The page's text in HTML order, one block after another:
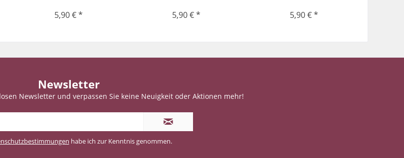
5,90 € * 5,90 € * 5,90 € *
Newsletter
Newsletter und verpassen Sie keine Neuigkeit oder Aktionen mehr!
habe ich zur Kenntnis genommen.